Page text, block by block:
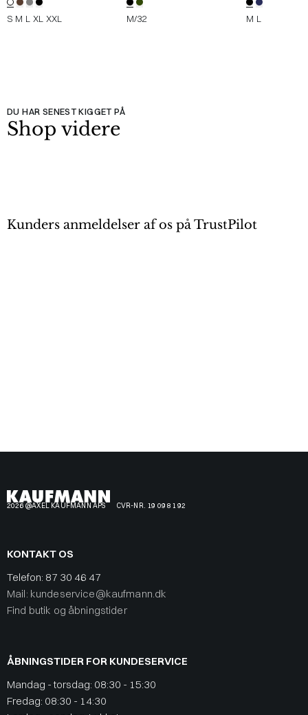
S M L XL XXL M/32 M L
DU HAR SENEST KIGGET PÅ
Shop videre
Kunders anmeldelser af os på TrustPilot
2026 @AXEL KAUFMANN APS CVR-NR. 19 09 81 92
KONTAKT OS
Telefon: 87 30 46 47
Mail: kundeservice@kaufmann.dk
Find butik og åbningstider
ÅBNINGSTIDER FOR KUNDESERVICE
Mandag - torsdag: 08:30 - 15:30
Fredag: 08:30 - 14:30